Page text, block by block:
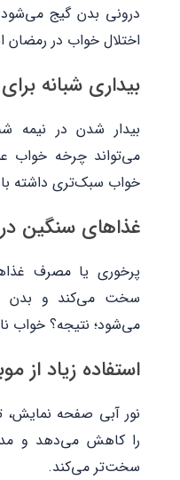
درونی بدن گیج
اختلال خواب در
بیداری شبانه
بیدار شدن در نیمه
می‌تواند چرخه خواب
خواب سبک‌تری داشته
غذاهای سنگین
پرخوری یا مصرف
سخت می‌کند و بدن
می‌شود؛ نتیجه؟ خواب
استفاده زیاد از
نور آبی صفحه نمایش،
را کاهش می‌دهد و
سخت‌تر می‌کند.